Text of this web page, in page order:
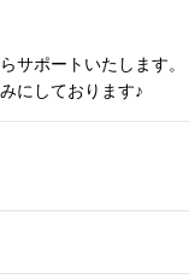
サポートいたします。
にしております♪